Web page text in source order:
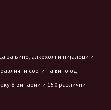
за вино, алкохолни пијалоци и
сорти на вино од
8 винарии и 150 различни